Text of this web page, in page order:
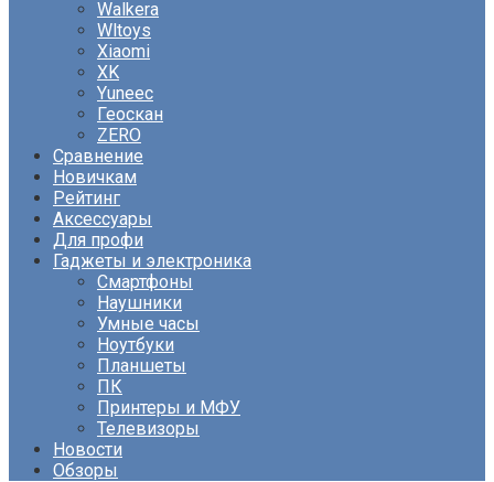
Walkera
Wltoys
Xiaomi
XK
Yuneec
Геоскан
ZERO
Сравнение
Новичкам
Рейтинг
Аксессуары
Для профи
Гаджеты и электроника
Смартфоны
Наушники
Умные часы
Ноутбуки
Планшеты
ПК
Принтеры и МФУ
Телевизоры
Новости
Обзоры